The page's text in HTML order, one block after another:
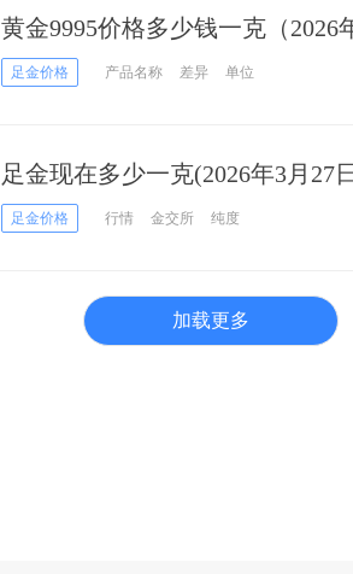
黄金9995价格多少钱一克（2026
足金价格 产品名称 差异 单位
足金现在多少一克(2026年3月27
足金价格 行情 金交所 纯度
加载更多